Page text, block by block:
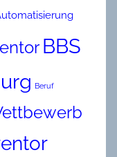
BBS
Beruf